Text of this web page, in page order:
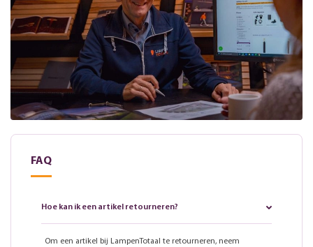
FAQ
Hoe kan ik een artikel retourneren?
Om een artikel bij LampenTotaal te retourneren, neem